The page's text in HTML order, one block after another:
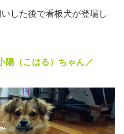
した後で看板犬が登場し
陽（こはる）ちゃん／